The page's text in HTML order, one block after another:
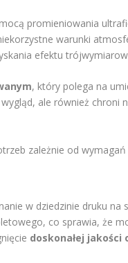
promieniowania
warunki
efektu
, który polega na
ale również chroni
zależnie od
w dziedzinie druku na
co sprawia, że
doskonałej jakości